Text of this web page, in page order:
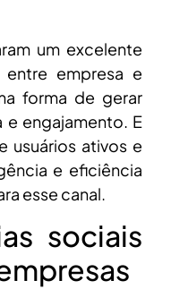
um excelente
empresa e
forma de gerar
engajamento. E
usuários ativos e
e eficiência
esse canal.
sociais